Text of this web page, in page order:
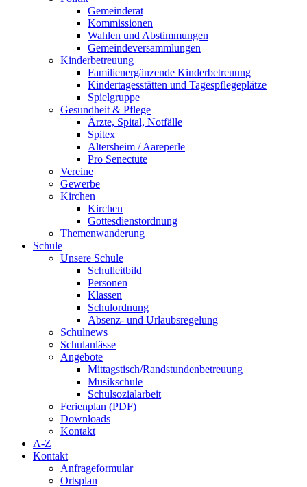
Gemeinderat
Kommissionen
Wahlen und Abstimmungen
Gemeindeversammlungen
Kinderbetreuung
Familienergänzende Kinderbetreuung
Kindertagesstätten und Tagespflegeplätze
Spielgruppe
Gesundheit & Pflege
Ärzte, Spital, Notfälle
Spitex
Altersheim / Aareperle
Pro Senectute
Vereine
Gewerbe
Kirchen
Kirchen
Gottesdienstordnung
Themenwanderung
Schule
Unsere Schule
Schulleitbild
Personen
Klassen
Schulordnung
Absenz- und Urlaubsregelung
Schulnews
Schulanlässe
Angebote
Mittagstisch/Randstundenbetreuung
Musikschule
Schulsozialarbeit
Ferienplan (PDF)
Downloads
Kontakt
A-Z
Kontakt
Anfrageformular
Ortsplan